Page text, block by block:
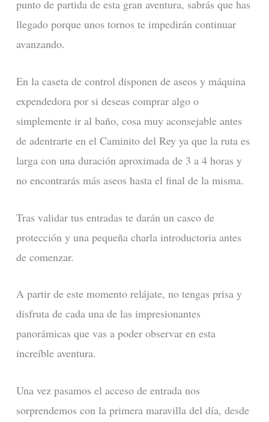
punto de partida de esta gran aventura, sabrás que has
llegado porque unos tornos te impedirán continuar
avanzando.
En la caseta de control disponen de aseos y máquina
expendedora por si deseas comprar algo o
simplemente ir al baño, cosa muy aconsejable antes
de adentrarte en el Caminito del Rey ya que la ruta es
larga con una duración aproximada de 3 a 4 horas y
no encontrarás más aseos hasta el final de la misma.
Tras validar tus entradas te darán un casco de
protección y una pequeña charla introductoria antes
de comenzar.
A partir de este momento relájate, no tengas prisa y
disfruta de cada una de las impresionantes
panorámicas que vas a poder observar en esta
increíble aventura.
Una vez pasamos el acceso de entrada nos
sorprendemos con la primera maravilla del día, desde